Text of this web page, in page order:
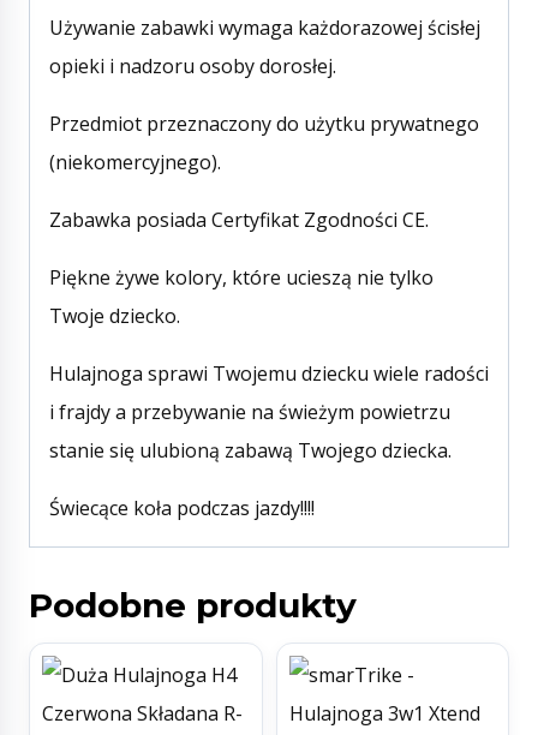
Używanie zabawki wymaga każdorazowej ścisłej
opieki i nadzoru osoby dorosłej.
Przedmiot przeznaczony do użytku prywatnego
(niekomercyjnego).
Zabawka posiada Certyfikat Zgodności CE.
Piękne żywe kolory, które ucieszą nie tylko
Twoje dziecko.
Hulajnoga sprawi Twojemu dziecku wiele radości
i frajdy a przebywanie na świeżym powietrzu
stanie się ulubioną zabawą Twojego dziecka.
Świecące koła podczas jazdy!!!!
Podobne produkty